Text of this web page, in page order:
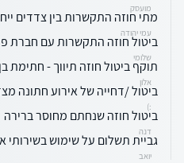
מועסק
מתי חוזה התקשרות בין צדדים
עמי יהודה
ביטול חוזה התקשרות עם חברת
שלומי
תוקף ביטול חוזה תיווך - חתימת
אלון
ביטול /דחייה של אירוע חתונה
:)
ביטול חוזה שנחתם מחוסר ברירה
דנה
גביית תשלום על שימוש בשירותי
יואב